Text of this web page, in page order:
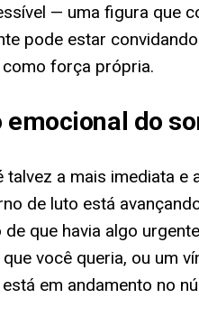
— uma figura que
pode estar
força própria.
do
talvez a mais imediata
de luto está
de que havia algo
você queria, ou um
em andamento no